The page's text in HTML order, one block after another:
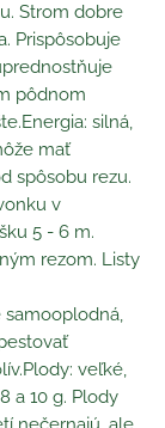
Strom dobre
Prispôsobuje
pôdnom
silná,
mať
spôsobu rezu.
v
5 - 6 m.
rezom. Listy
samooplodná,
veľké,
a 10 g. Plody